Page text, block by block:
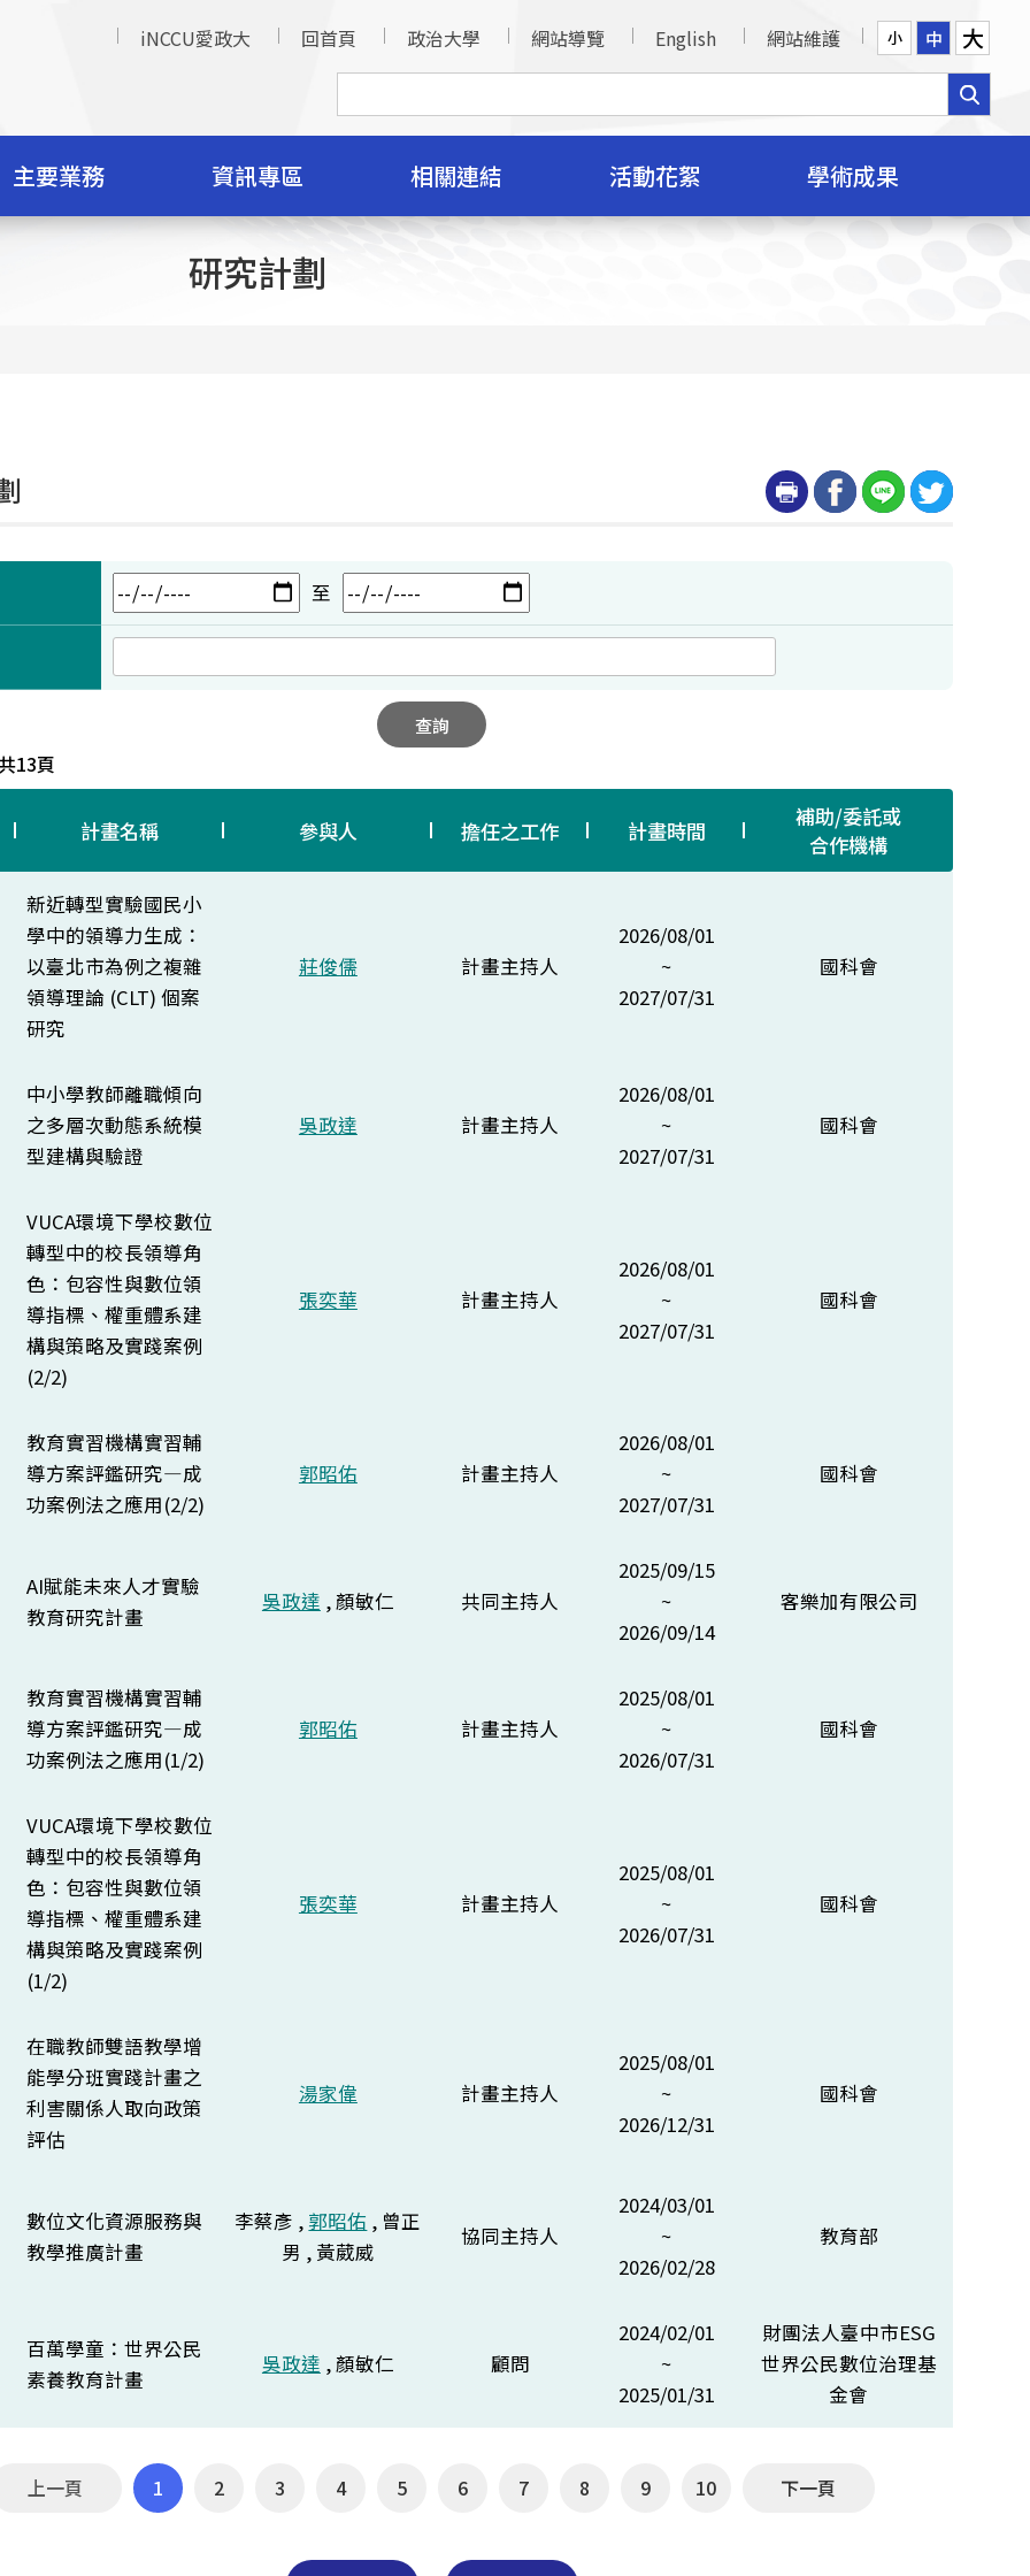
iNCCU愛政大
回首頁 政治大學 網站導覽 English 網站維護 小 中 大
主要業務 資訊專區 相關連結 活動花絮 學術成果
研究計劃
至
查詢
13頁
計畫名稱 參與人 擔任之工作 計畫時間
補助/委託或
合作機構
新近轉型實驗國民小
學中的領導力生成：
以臺北市為例之複雜
領導理論 (CLT) 個案
研究
莊俊儒 計畫主持人
2026/08/01
~
2027/07/31
國科會
中小學教師離職傾向
之多層次動態系統模
型建構與驗證
吳政達 計畫主持人
2026/08/01
~
2027/07/31
國科會
VUCA環境下學校數位
轉型中的校長領導角
色：包容性與數位領
導指標、權重體系建
構與策略及實踐案例
(2/2)
張奕華 計畫主持人
2026/08/01
~
2027/07/31
國科會
教育實習機構實習輔
導方案評鑑研究—成
功案例法之應用(2/2)
郭昭佑 計畫主持人
2026/08/01
~
2027/07/31
國科會
AI賦能未來人才實驗
教育研究計畫
吳政達 , 顏敏仁 共同主持人
2025/09/15
~
2026/09/14
客樂加有限公司
教育實習機構實習輔
導方案評鑑研究—成
功案例法之應用(1/2)
郭昭佑 計畫主持人
2025/08/01
~
2026/07/31
國科會
VUCA環境下學校數位
轉型中的校長領導角
色：包容性與數位領
導指標、權重體系建
構與策略及實踐案例
(1/2)
張奕華 計畫主持人
2025/08/01
~
2026/07/31
國科會
在職教師雙語教學增
能學分班實踐計畫之
利害關係人取向政策
評估
湯家偉 計畫主持人
2025/08/01
~
2026/12/31
國科會
數位文化資源服務與
教學推廣計畫
李蔡彥 , 郭昭佑 , 曾正
男 , 黃葳威
協同主持人
2024/03/01
~
2026/02/28
教育部
百萬學童：世界公民
素養教育計畫
吳政達 , 顏敏仁 顧問
2024/02/01
~
2025/01/31
財團法人臺中市ESG
世界公民數位治理基
金會
上一頁 1 2 3 4 5 6 7 8 9 10 下一頁